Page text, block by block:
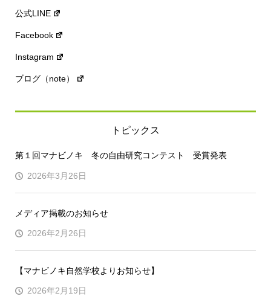
公式LINE
Facebook
Instagram
ブログ（note）
トピックス
第１回マナビノキ 冬の自由研究コンテスト 受賞発表
2026年3月26日
メディア掲載のお知らせ
2026年2月26日
【マナビノキ自然学校よりお知らせ】
2026年2月19日